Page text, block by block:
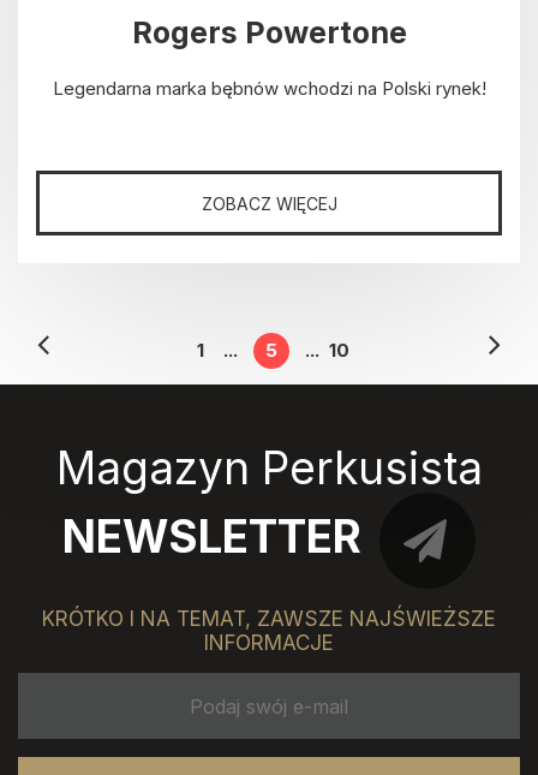
Rogers Powertone
Legendarna marka bębnów wchodzi na Polski rynek!
ZOBACZ WIĘCEJ
1 ... 5 ... 10
Magazyn Perkusista
NEWSLETTER
KRÓTKO I NA TEMAT, ZAWSZE NAJŚWIEŻSZE
INFORMACJE